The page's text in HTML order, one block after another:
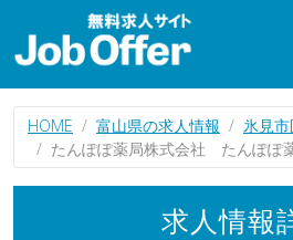
HOME 富山県の求人情報
氷見
たんぽぽ薬局株式会社 たんぽぽ
求人情報